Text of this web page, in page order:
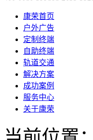
康荣首页
户外广告
定制终端
自助终端
轨道交通
解决方案
成功案例
服务中心
关于康荣